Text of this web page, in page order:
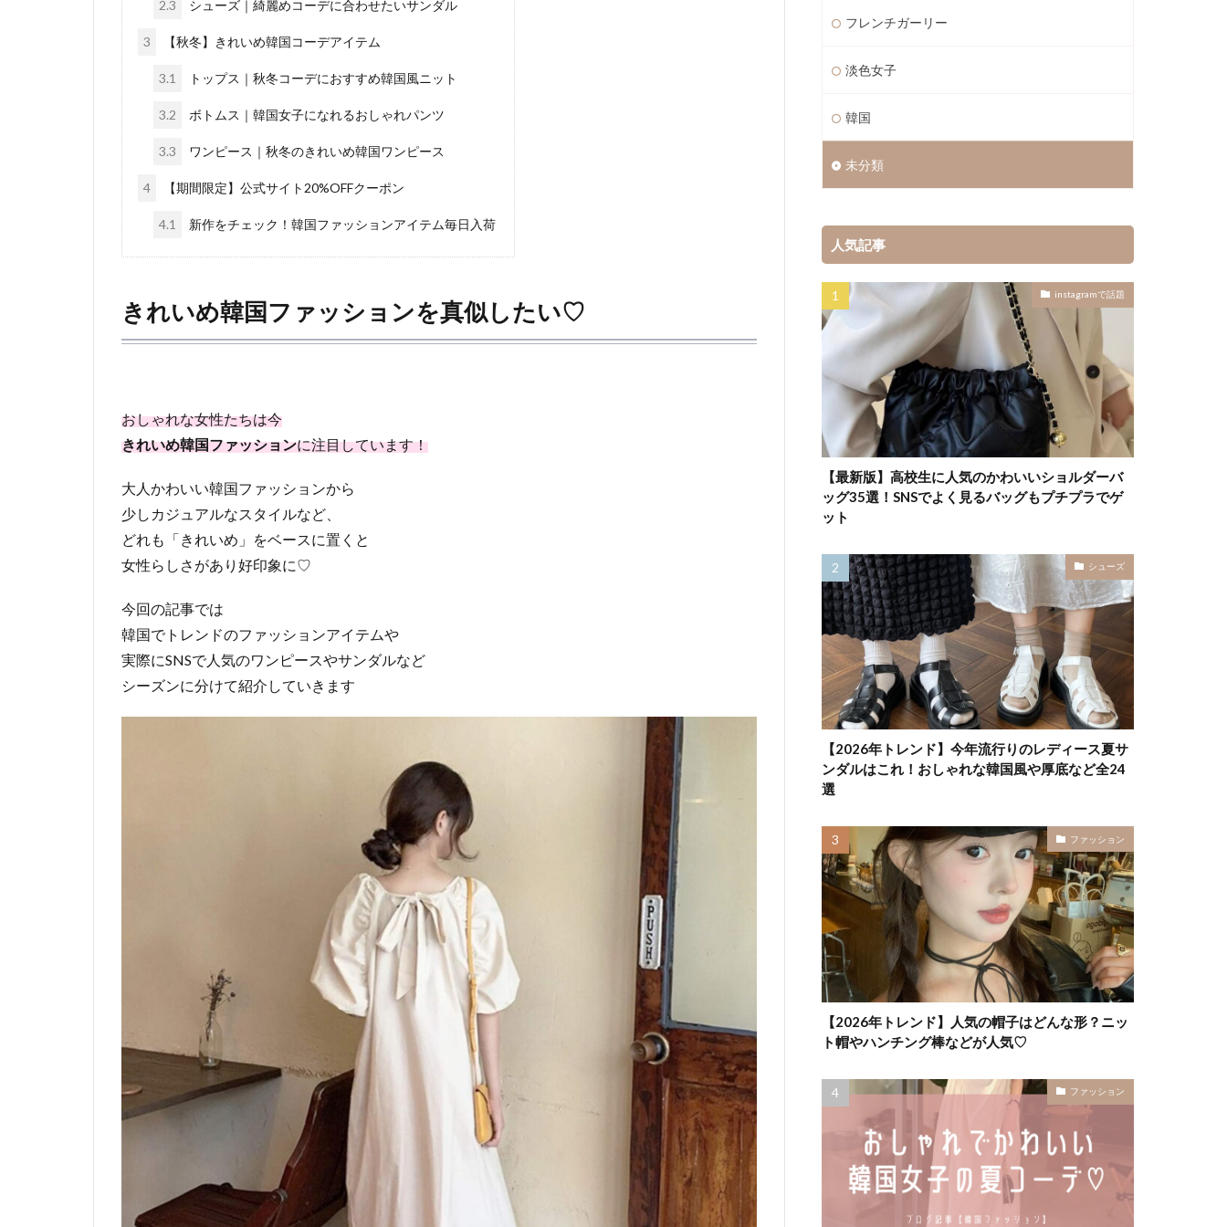
2.3 シューズ｜綺麗めコーデに合わせたいサンダル
3 【秋冬】きれいめ韓国コーデアイテム
3.1 トップス｜秋冬コーデにおすすめ韓国風ニット
3.2 ボトムス｜韓国女子になれるおしゃれパンツ
3.3 ワンピース｜秋冬のきれいめ韓国ワンピース
4 【期間限定】公式サイト20%OFFクーポン
4.1 新作をチェック！韓国ファッションアイテム毎日入荷
きれいめ韓国ファッションを真似したい♡
おしゃれな女性たちは今
きれいめ韓国ファッションに注目しています！
大人かわいい韓国ファッションから
少しカジュアルなスタイルなど、
どれも「きれいめ」をベースに置くと
女性らしさがあり好印象に♡
今回の記事では
韓国でトレンドのファッションアイテムや
実際にSNSで人気のワンピースやサンダルなど
シーズンに分けて紹介していきます
フレンチガーリー
淡色女子
韓国
未分類
人気記事
instagramで話題
【最新版】高校生に人気のかわいいショルダーバ
ッグ35選！SNSでよく見るバッグもプチプラでゲ
ット
シューズ
【2026年トレンド】今年流行りのレディース夏サ
ンダルはこれ！おしゃれな韓国風や厚底など全24
選
ファッション
【2026年トレンド】人気の帽子はどんな形？ニッ
ト帽やハンチング棒などが人気♡
ファッション